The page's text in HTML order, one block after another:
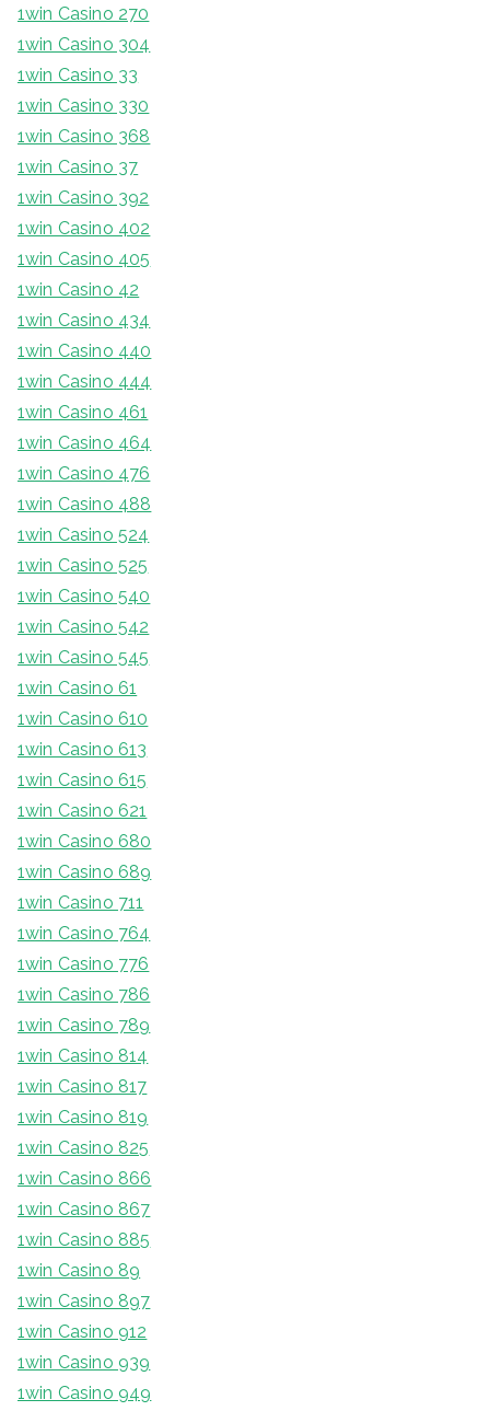
1win Casino 270
1win Casino 304
1win Casino 33
1win Casino 330
1win Casino 368
1win Casino 37
1win Casino 392
1win Casino 402
1win Casino 405
1win Casino 42
1win Casino 434
1win Casino 440
1win Casino 444
1win Casino 461
1win Casino 464
1win Casino 476
1win Casino 488
1win Casino 524
1win Casino 525
1win Casino 540
1win Casino 542
1win Casino 545
1win Casino 61
1win Casino 610
1win Casino 613
1win Casino 615
1win Casino 621
1win Casino 680
1win Casino 689
1win Casino 711
1win Casino 764
1win Casino 776
1win Casino 786
1win Casino 789
1win Casino 814
1win Casino 817
1win Casino 819
1win Casino 825
1win Casino 866
1win Casino 867
1win Casino 885
1win Casino 89
1win Casino 897
1win Casino 912
1win Casino 939
1win Casino 949